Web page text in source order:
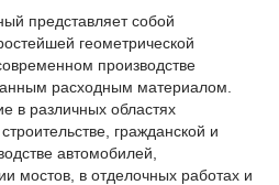
представляет собой
геометрической
производстве
расходным материалом.
в различных областях
гражданской и
автомобилей,
мостов, в отделочных работах и